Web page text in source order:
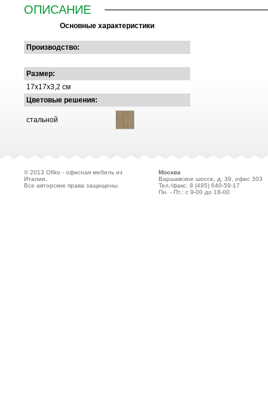
ОПИСАНИЕ
Основные характеристики
Производство:
Размер:
17x17x3,2 см
Цветовые решения:
стальной
© 2013 Ofiko - офисная мебель из
Италии.
Все авторские права защищены.
Москва
Варшавское шоссе, д. 39, офис 303
Тел./факс: 8 (495) 640-59-17
Пн. - Пт.: с 9-00 до 18-00